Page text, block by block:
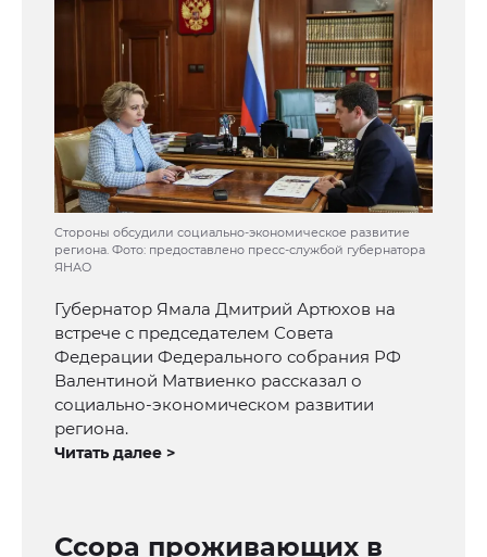
Стороны обсудили социально-экономическое развитие
региона. Фото: предоставлено пресс-службой губернатора
ЯНАО
Губернатор Ямала Дмитрий Артюхов на
встрече с председателем Совета
Федерации Федерального собрания РФ
Валентиной Матвиенко рассказал о
социально-экономическом развитии
региона.
Читать далее >
Ссора проживающих в